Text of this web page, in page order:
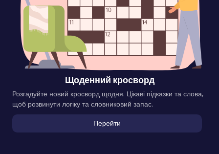
Щоденний кросворд
Розгадуйте новий кросворд щодня. Цікаві підказки та слова,
щоб розвинути логіку та словниковий запас.
Перейти